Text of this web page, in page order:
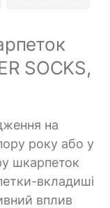
SOCKS,
на
року або у
шкарпеток
вкладиші
вплив